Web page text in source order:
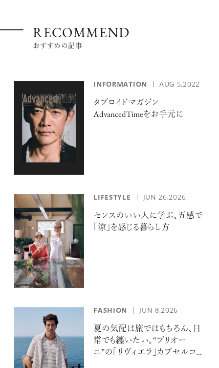
RECOMMEND
おすすめの記事
INFORMATION AUG 5,2022
タブロイドマガジン
AdvancedTimeをお手元に
LIFESTYLE JUN 26,2026
センスのいい人に学ぶ、五感で
「涼」を感じる暮らし方
FASHION JUN 8,2026
夏の気配は旅ではもちろん、日
常でも纏いたい。“ブリオー
ニ”の「リヴィエラ」カプセルコレ